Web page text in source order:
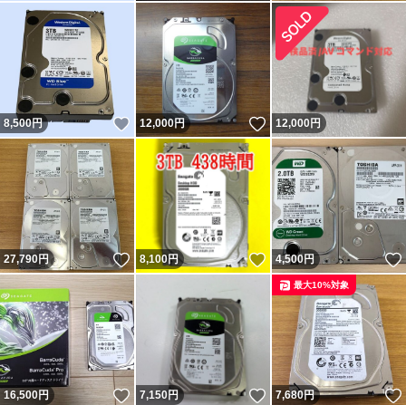
8,500円 いいね！
12,000円 いいね！
12,000円
27,790円 いいね！
8,100円 いいね！
4,500円
16,500円 いいね！
7,150円 いいね！
7,680円
最大10%対象